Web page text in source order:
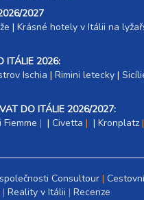
2027
|​ Krásné hotely v Itálii na
ITÁLIE 2026:
Ischia | Rimini letecky |
DO ITÁLIE 2026/2027:
Fiemme | Civetta | Kronplatz
Consultour
Reality v Itálii Recenze